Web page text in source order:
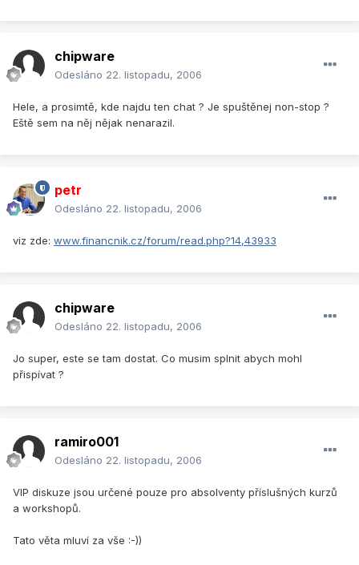
chipware
Odesláno 22. listopadu, 2006
Hele, a prosimtě, kde najdu ten chat ? Je spuštěnej non-stop ?
Eště sem na něj nějak nenarazil.
petr
Odesláno 22. listopadu, 2006
viz zde: www.financnik.cz/forum/read.php?14,43933
chipware
Odesláno 22. listopadu, 2006
Jo super, este se tam dostat. Co musim splnit abych mohl
přispívat ?
ramiro001
Odesláno 22. listopadu, 2006
VIP diskuze jsou určené pouze pro absolventy příslušných kurzů
a workshopů.
Tato věta mluví za vše :-))